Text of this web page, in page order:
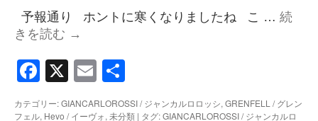
予報通り ホントに寒くなりましたね こ … 続
きを読む →
Facebook
X Email
カテゴリー:GIANCARLOROSSI / ジャンカルロロッシ, GRENFELL / グレン
フェル, Hevo / イーヴォ, 未分類 | タグ:GIANCARLOROSSI / ジャンカルロ